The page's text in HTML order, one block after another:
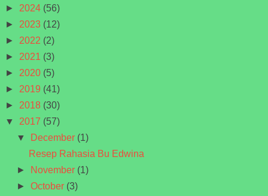
► 2024 (56)
► 2023 (12)
► 2022 (2)
► 2021 (3)
► 2020 (5)
► 2019 (41)
► 2018 (30)
▼ 2017 (57)
▼
December (1)
Resep Rahasia Bu Edwina
►
November (1)
►October (3)